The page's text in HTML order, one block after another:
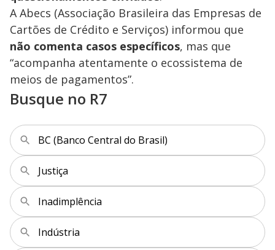
A Abecs (Associação Brasileira das Empresas de
Cartões de Crédito e Serviços) informou que
não comenta casos específicos, mas que
“acompanha atentamente o ecossistema de
meios de pagamentos”.
Busque no R7
BC (Banco Central do Brasil)
Justiça
Inadimplência
Indústria